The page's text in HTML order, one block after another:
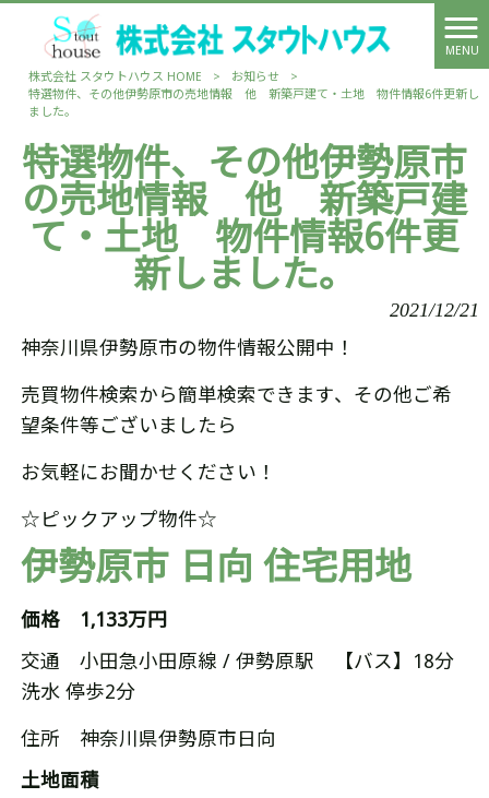
MENU
株式会社 スタウトハウス HOME
> お知らせ
>
特選物件、その他伊勢原市の売地情報 他 新築戸建て・土地 物件情報6件更新し
ました。
特選物件、その他伊勢原市
の売地情報 他 新築戸建
て・土地 物件情報6件更
新しました。
2021/12/21
神奈川県伊勢原市の物件情報公開中！
売買物件検索から簡単検索できます、その他ご希
望条件等ございましたら
お気軽にお聞かせください！
☆ピックアップ物件☆
伊勢原市 日向 住宅用地
価格 1,133万円
交通 小田急小田原線 / 伊勢原駅 【バス】18分
洗水 停歩2分
住所 神奈川県伊勢原市日向
土地面積